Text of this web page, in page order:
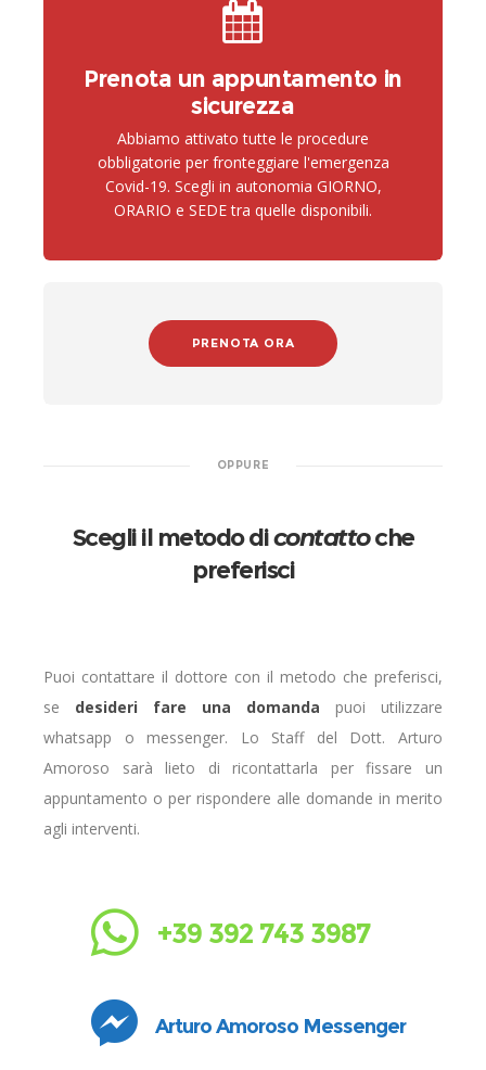
Prenota un appuntamento in
sicurezza
Abbiamo attivato tutte le procedure
obbligatorie per fronteggiare l'emergenza
Covid-19. Scegli in autonomia GIORNO,
ORARIO e SEDE tra quelle disponibili.
PRENOTA ORA
OPPURE
Scegli il metodo dicontattoche
preferisci
Puoi contattare il dottore con il metodo che preferisci,
se desideri fare una domanda puoi utilizzare
whatsapp o messenger. Lo Staff del Dott. Arturo
Amoroso sarà lieto di ricontattarla per fissare un
appuntamento o per rispondere alle domande in merito
agli interventi.
+39 392 743 3987
Arturo Amoroso Messenger